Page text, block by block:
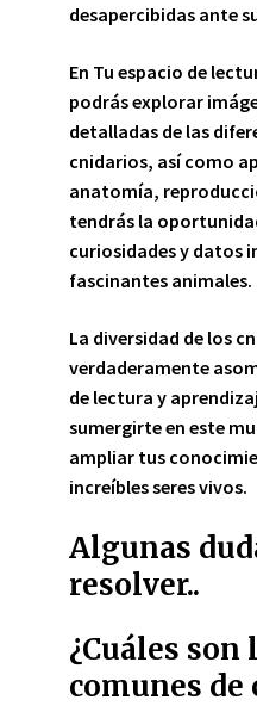
desapercibidas ante
En Tu espacio de
podrás explorar
detalladas de las
cnidarios, así como
anatomía,
tendrás la
curiosidades y datos
fascinantes animales.
La diversidad de los
verdaderamente
de lectura y
sumergirte en este
ampliar tus
increíbles seres vivos.
Algunas
resolver..
¿Cuáles
comunes de